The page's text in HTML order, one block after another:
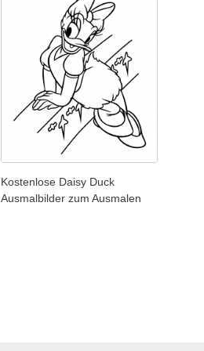
Kostenlose Daisy Duck
Ausmalbilder zum Ausmalen